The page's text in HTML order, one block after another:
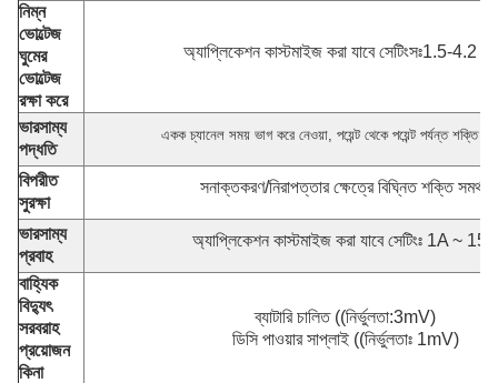
নিম্ন
ভোল্টেজ
ঘুমের
ভোল্টেজ
রক্ষা করে
অ্যাপ্লিকেশন কাস্টমাইজ করা যাবে সেটিংসঃ1.5-4.2
ভারসাম্য
পদ্ধতি
একক চ্যানেল সময় ভাগ করে নেওয়া, পয়েন্ট থেকে পয়েন্ট পর্যন্ত শক্তি
বিপরীত
সুরক্ষা
সনাক্তকরণ/নিরাপত্তার ক্ষেত্রে বিঘ্নিত শক্তি সমর্থন
ভারসাম্য
প্রবাহ
অ্যাপ্লিকেশন কাস্টমাইজ করা যাবে সেটিংঃ 1A ~ 15A
বাহ্যিক
বিদ্যুৎ
সরবরাহ
প্রয়োজন
কিনা
ব্যাটারি চালিত ((নির্ভুলতা:3mV)
ডিসি পাওয়ার সাপ্লাই ((নির্ভুলতাঃ 1mV)